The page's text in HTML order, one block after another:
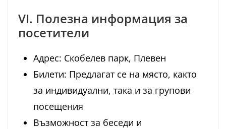
VI. Полезна информация за
посетители
Адрес: Скобелев парк, Плевен
Билети: Предлагат се на място, както
за индивидуални, така и за групови
посещения
Възможност за беседи и